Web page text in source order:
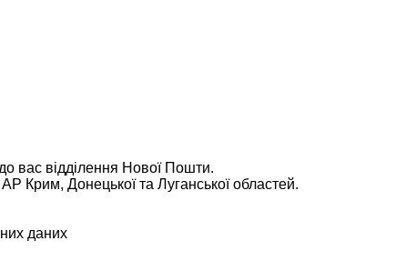
вас відділення Нової Пошти.
Крим, Донецької та Луганської областей.
даних